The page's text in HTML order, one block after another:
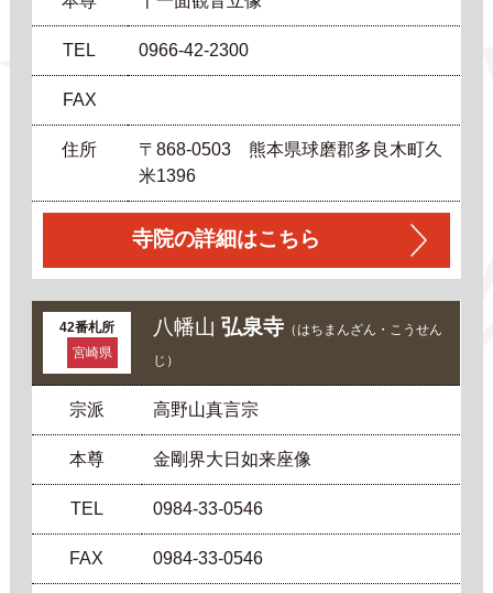
TEL 0966-42-2300
FAX
住所
〒868-0503 熊本県球磨郡多良木町久
米1396
寺院の詳細はこちら
42番札所
宮崎県
八幡山 弘泉寺（はちまんざん・こうせん
じ）
宗派 高野山真言宗
本尊 金剛界大日如来座像
TEL 0984-33-0546
FAX 0984-33-0546